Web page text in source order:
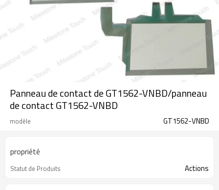
Panneau de contact de GT1562-VNBD/panneau
de contact GT1562-VNBD
modèle GT1562-VNBD
propriété
Statut de Produits Actions